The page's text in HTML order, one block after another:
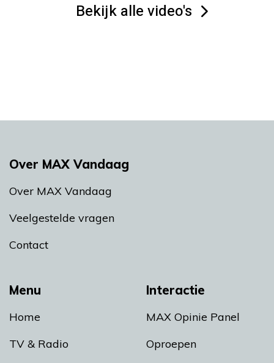
Bekijk alle video's
Menu
Home
TV & Radio
Interactie
MAX Opinie Panel
Oproepen
Over MAX Vandaag
Over MAX Vandaag
Veelgestelde vragen
Contact